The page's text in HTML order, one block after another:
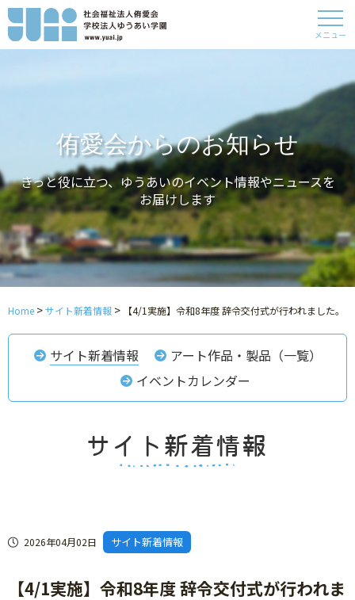
メニュー
侑愛会からのお知らせ
きっと役に立つ、ゆうあいのイベント情報やニュースを
お届けします
Home >サイト新着情報 > 【4/1実施】令和8年度 辞令交付式が行われました。
サイト新着情報
アート作品・製品（一覧）
イベントカレンダー
2026年04月02日 サイト新着情報
【4/1実施】令和8年度 辞令交付式が行われま